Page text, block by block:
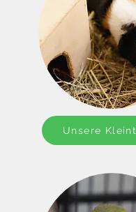
Unsere